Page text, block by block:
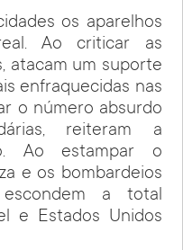
os aparelhos
Ao criticar as
atacam um suporte
enfraquecidas nas
o número absurdo
reiteram a
Ao estampar o
e os bombardeios
a total
e Estados Unidos